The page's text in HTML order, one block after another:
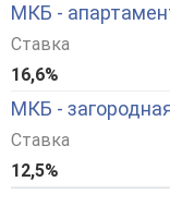
МКБ -
Ставка
16,6%
МКБ -
Ставка
12,5%